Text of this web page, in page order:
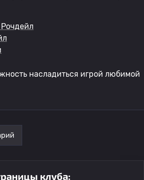
насладиться игрой любимой
клуба: